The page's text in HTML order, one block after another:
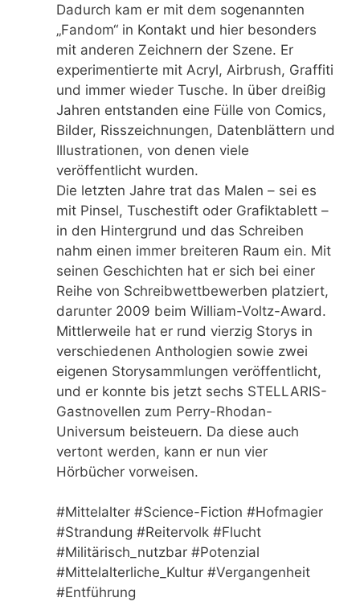
Dadurch kam er mit dem sogenannten
„Fandom“ in Kontakt und hier besonders
mit anderen Zeichnern der Szene. Er
experimentierte mit Acryl, Airbrush, Graffiti
und immer wieder Tusche. In über dreißig
Jahren entstanden eine Fülle von Comics,
Bilder, Risszeichnungen, Datenblättern und
Illustrationen, von denen viele
veröffentlicht wurden.
Die letzten Jahre trat das Malen – sei es
mit Pinsel, Tuschestift oder Grafiktablett –
in den Hintergrund und das Schreiben
nahm einen immer breiteren Raum ein. Mit
seinen Geschichten hat er sich bei einer
Reihe von Schreibwettbewerben platziert,
darunter 2009 beim William-Voltz-Award.
Mittlerweile hat er rund vierzig Storys in
verschiedenen Anthologien sowie zwei
eigenen Storysammlungen veröffentlicht,
und er konnte bis jetzt sechs STELLARIS-
Gastnovellen zum Perry-Rhodan-
Universum beisteuern. Da diese auch
vertont werden, kann er nun vier
Hörbücher vorweisen.
#Mittelalter #Science-Fiction #Hofmagier
#Strandung #Reitervolk #Flucht
#Militärisch_nutzbar #Potenzial
#Mittelalterliche_Kultur #Vergangenheit
#Entführung